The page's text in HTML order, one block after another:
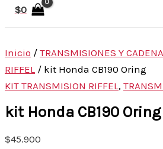
$0
Inicio / TRANSMISIONES Y
RIFFEL / kit Honda CB190 Oring
KIT TRANSMISION RIFFEL,
kit Honda CB190 Oring
$45.900